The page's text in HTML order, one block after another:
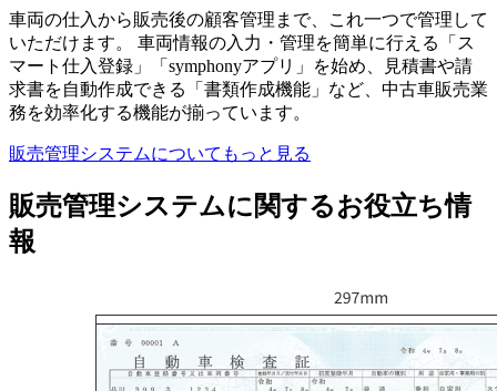
車両の仕入から販売後の顧客管理まで、これ一つで管理して
いただけます。 車両情報の入力・管理を簡単に行える「ス
マート仕入登録」「symphonyアプリ」を始め、見積書や請
求書を自動作成できる「書類作成機能」など、中古車販売業
務を効率化する機能が揃っています。
販売管理システムについてもっと見る
販売管理システムに関するお役立ち情
報